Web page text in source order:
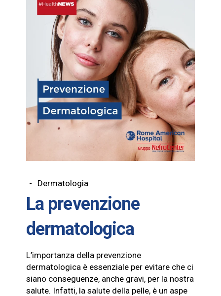
Dermatologia
La prevenzione
dermatologica
L’importanza della prevenzione
dermatologica è essenziale per evitare che ci
siano conseguenze, anche gravi, per la nostra
salute. Infatti, la salute della pelle, è un aspe